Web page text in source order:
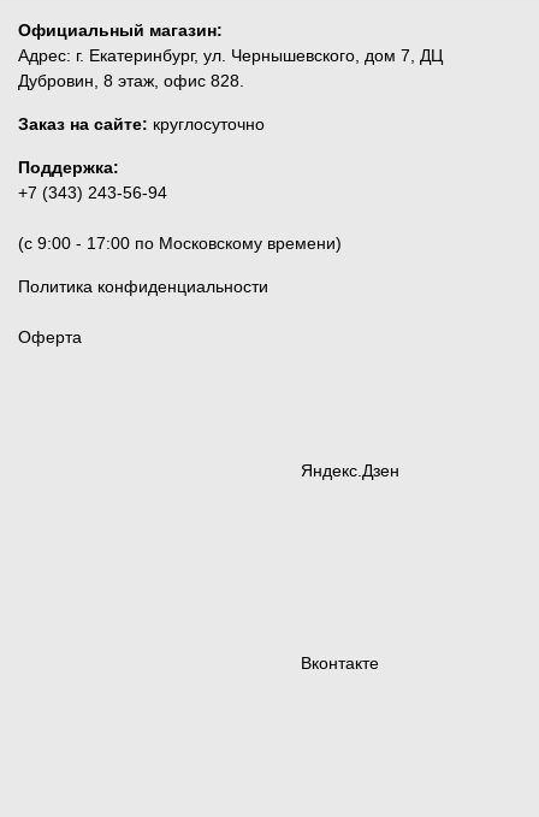
Официальный магазин:
Адрес: г. Екатеринбург, ул. Чернышевского, дом 7, ДЦ
Дубровин, 8 этаж, офис 828.
Заказ на сайте: круглосуточно
Поддержка:
+7 (343) 243-56-94
(c 9:00 - 17:00 по Московскому времени)
Политика конфиденциальности
Оферта
Яндекс.Дзен
Вконтакте